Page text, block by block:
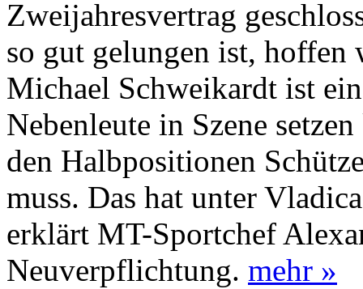
Zweijahresvertrag
so gut gelungen ist,
Michael Schweikardt ist
Nebenleute in Szene
den Halbpositionen
muss. Das hat unter
erklärt MT-Sportchef
Neuverpflichtung. mehr »